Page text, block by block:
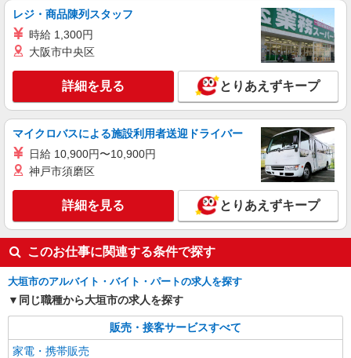
+゜ 入社祝い金10万円支給(規定有) お友達を紹介
頂くと, インセンティブ支給(規定有) ★月2回払
い・週払い可能（規程有）★ ゜・。○。・゜
岐阜県大垣市のdocomoショップ
キープ 詳細を見る
紹介予定派遣
【au】の携帯販売スタッフ
時給1400円〜 ※残業代支給 ★交通費別途支給
（規定あり） ゜+゜・。○。・゜+゜・。○。・゜
+゜ 入社祝い金10万円支給(規定有) お友達を紹介
頂くと, インセンティブ支給(規定有) ★月2回払
い・週払い可能（規程有）★ ゜・。○。・゜
+゜・。○。・゜+゜
キープ 詳細を見る
レジ・商品陳列スタッフ
時給 1,300円
大阪市中央区
詳細を見る とりあえずキープ
マイクロバスによる施設利用者送迎ドライバー
日給 10,900円〜10,900円
神戸市須磨区
詳細を見る とりあえずキープ
このお仕事に関連する条件で探す
大垣市のアルバイト・バイト・パートの求人を探す
同じ職種から大垣市の求人を探す
販売・接客サービスすべて
家電・携帯販売